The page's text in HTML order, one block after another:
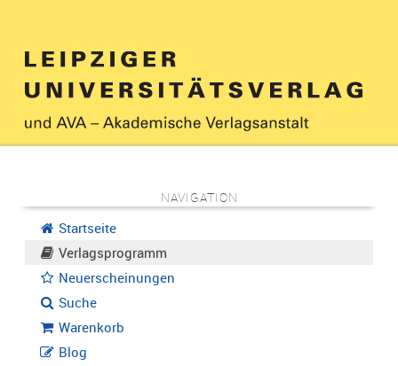
NAVIGATION
Startseite
Verlagsprogramm
Neuerscheinungen
Suche
Warenkorb
Blog